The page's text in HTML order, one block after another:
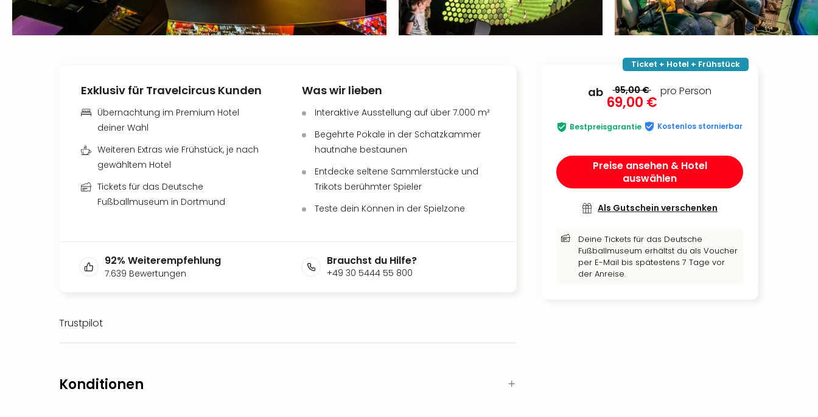
Ticket + Hotel + Frühstück
ab 95,00 €
69,00 €
pro Person
Bestpreisgarantie Kostenlos stornierbar
Preise ansehen & Hotel
auswählen
Als Gutschein verschenken
Deine Tickets für das Deutsche
Fußballmuseum erhältst du als Voucher
per E-Mail bis spätestens 7 Tage vor
der Anreise.
Exklusiv für Travelcircus Kunden
Übernachtung im Premium Hotel
deiner Wahl
Weiteren Extras wie Frühstück, je nach
gewähltem Hotel
Tickets für das Deutsche
Fußballmuseum in Dortmund
Was wir lieben
Interaktive Ausstellung auf über 7.000 m²
Begehrte Pokale in der Schatzkammer
hautnahe bestaunen
Entdecke seltene Sammlerstücke und
Trikots berühmter Spieler
Teste dein Können in der Spielzone
92% Weiterempfehlung
7.639 Bewertungen
Brauchst du Hilfe?
+49 30 5444 55 800
Trustpilot
Konditionen